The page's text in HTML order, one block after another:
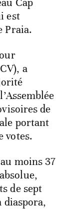
Cap
est
Praia.
a
de
portant
votes.
moins 37
de sept
diaspora,